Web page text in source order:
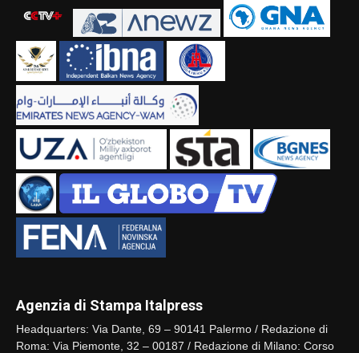
Agenzia di Stampa Italpress
Headquarters: Via Dante, 69 – 90141 Palermo / Redazione di
Roma: Via Piemonte, 32 – 00187 / Redazione di Milano: Corso